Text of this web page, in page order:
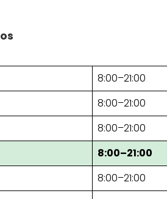
8:00–21:00
8:00–21:00
8:00–21:00
8:00–21:00
8:00–21:00